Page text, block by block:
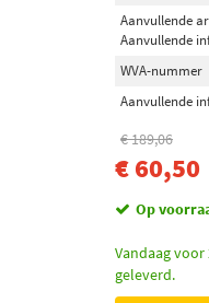
Aanvullende
Aanvullende
WVA-nummer
Aanvullende
€ 189,06
€ 60,50
Op
Vandaag
geleverd.